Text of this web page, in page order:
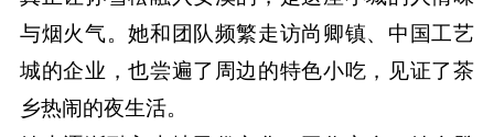
与烟火气。她和团队频繁走访尚卿镇、中国工艺
城的企业，也尝遍了周边的特色小吃，见证了茶
乡热闹的夜生活。